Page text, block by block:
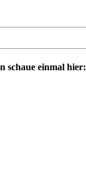
schaue einmal hier: